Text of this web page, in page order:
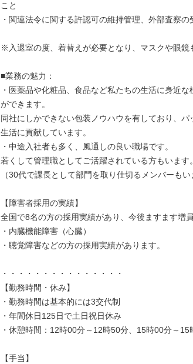
こと
・関連法令に関する許認可の維持管理、外部査察の
※入退室の度、着替えが必要となり、マスクや眼鏡
■業務の魅力：
・医薬品や化粧品、食品など私たちの生活に身近
ができます。
同社にしかできない包装ノウハウを有しており、
生活に貢献しています。
・中途入社者も多く、風通しの良い職場です。
若くして管理職としてご活躍されている方もいます。
（30代で課長として部門を取り仕切るメンバーもい
【障害者採用の実績】
全国で8名の方の採用実績があり、今後ますます増
・内臓機能障害（心臓）
・聴覚障害などの方の採用実績があります。
・・・・・・・・・・・・・・・
【勤務時間・休み】
・勤務時間は基本的には3交代制
・年間休日125日で土日祝日休み
・休憩時間：12時00分～12時50分、15時00分～15
【手当】